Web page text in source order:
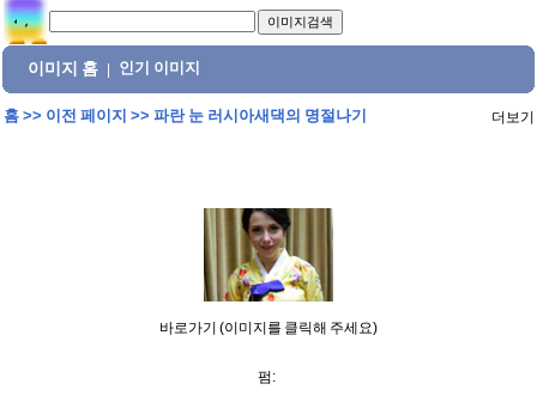
이미지 홈 인기 이미지
홈>> 이전 페이지 >> 파란 눈 러시아새댁의 명절나기 더보기
바로가기 (이미지를 클릭해 주세요)
펌: